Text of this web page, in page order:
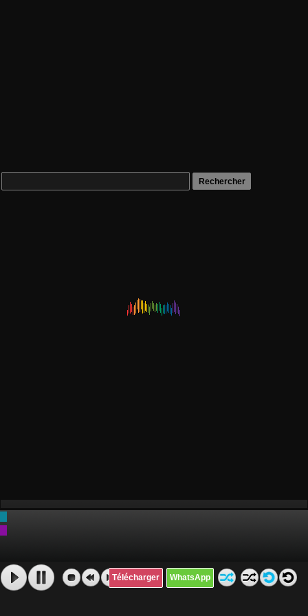
Télécharger WhatsApp